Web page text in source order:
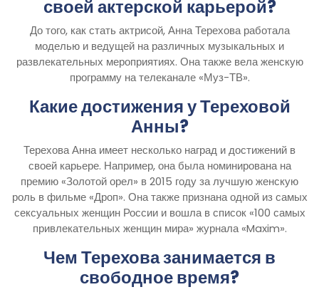
своей актерской карьерой?
До того, как стать актрисой, Анна Терехова работала
моделью и ведущей на различных музыкальных и
развлекательных мероприятиях. Она также вела женскую
программу на телеканале «Муз-ТВ».
Какие достижения у Тереховой
Анны?
Терехова Анна имеет несколько наград и достижений в
своей карьере. Например, она была номинирована на
премию «Золотой орел» в 2015 году за лучшую женскую
роль в фильме «Дроп». Она также признана одной из самых
сексуальных женщин России и вошла в список «100 самых
привлекательных женщин мира» журнала «Maxim».
Чем Терехова занимается в
свободное время?